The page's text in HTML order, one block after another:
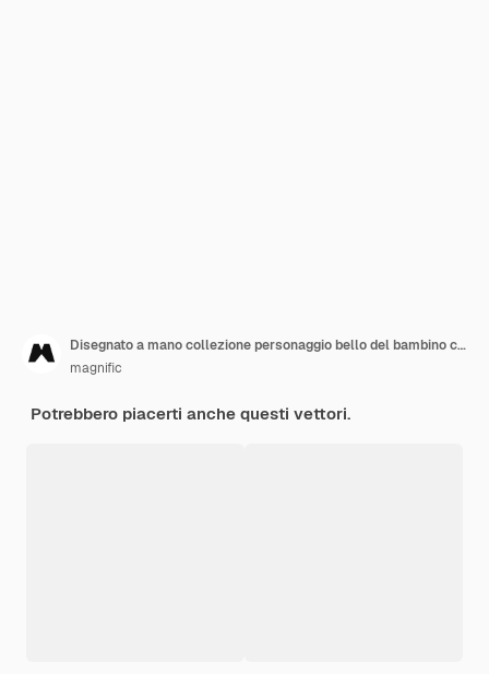
Disegnato a mano collezione personaggio bello del bambino con gli oggetti
magnific
Potrebbero piacerti anche questi vettori.